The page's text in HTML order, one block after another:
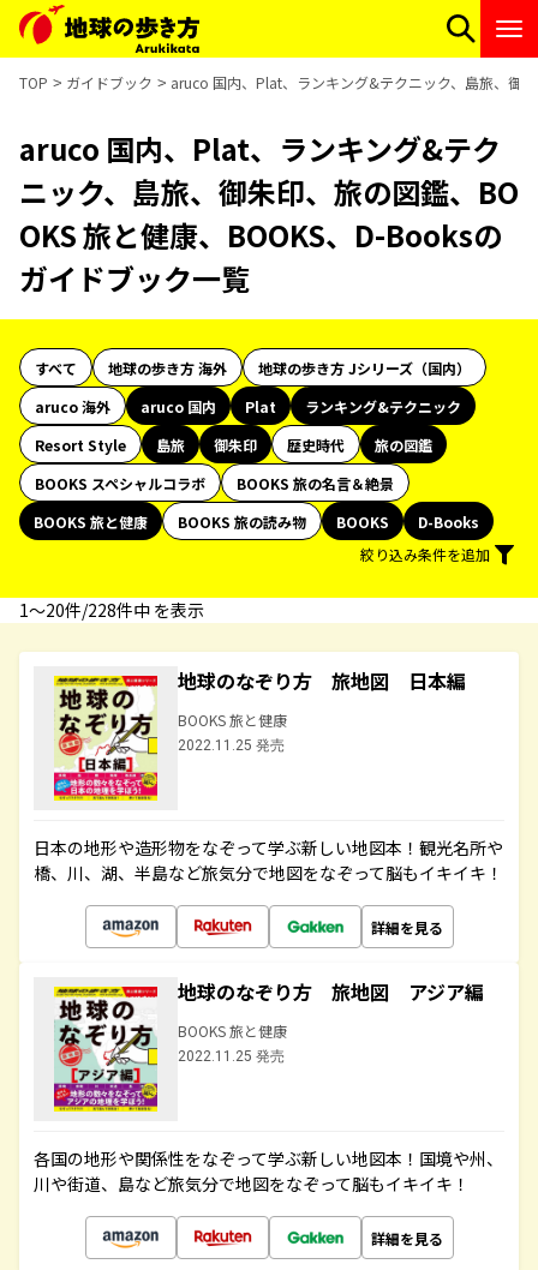
TOP ガイドブック aruco 国内、Plat、ランキング&テクニック、島旅、御
aruco 国内、Plat、ランキング&テク
ニック、島旅、御朱印、旅の図鑑、BO
OKS 旅と健康、BOOKS、D-Booksの
ガイドブック一覧
すべて 地球の歩き方 海外
地球の歩き方 Jシリーズ（国内）
aruco 海外
aruco 国内 Plat
ランキング&テクニック
Resort Style
島旅 御朱印 歴史時代
旅の図鑑
BOOKS スペシャルコラボ
BOOKS 旅の名言＆絶景
BOOKS 旅と健康
BOOKS 旅の読み物 BOOKS
D-Books
絞り込み条件を追加
1〜20件/228件中 を表示
地球のなぞり方 旅地図 日本編
BOOKS 旅と健康
2022.11.25 発売
日本の地形や造形物をなぞって学ぶ新しい地図本！観光名所や
橋、川、湖、半島など旅気分で地図をなぞって脳もイキイキ！
詳細を見る
地球のなぞり方 旅地図 アジア編
BOOKS 旅と健康
2022.11.25 発売
各国の地形や関係性をなぞって学ぶ新しい地図本！国境や州、
川や街道、島など旅気分で地図をなぞって脳もイキイキ！
詳細を見る